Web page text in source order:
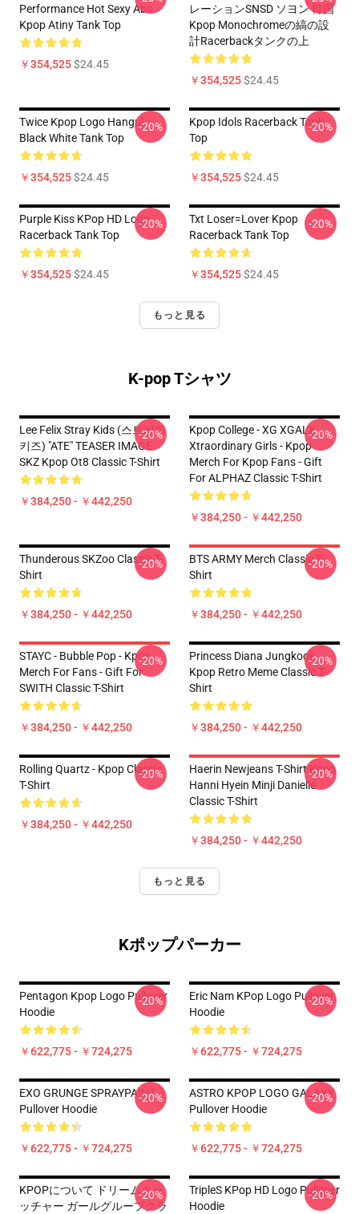
Performance Hot Sexy Abs
Kpop Atiny Tank Top
￥354,525$24.45
レーションSNSD ソヨン 韓国
Kpop Monochromeの縞の設
計Racerbackタンクの上
￥354,525$24.45
Twice Kpop Logo Hangul
Black White Tank Top
￥354,525$24.45
-20%
Kpop Idols Racerback Tank
Top
￥354,525$24.45
-20%
Purple Kiss KPop HD Logo
Racerback Tank Top
￥354,525$24.45
-20%
Txt Loser=lover Kpop
Racerback Tank Top
￥354,525$24.45
-20%
もっと見る
K-pop Tシャツ
Lee Felix Stray Kids (스트레이
키즈) "ATE" TEASER IMAGE
SKZ Kpop Ot8 Classic T-Shirt
￥384,250 - ￥442,250
-20%
Kpop College - XG XGALX
Xtraordinary Girls - Kpop
Merch For Kpop Fans - Gift
For ALPHAZ Classic T-Shirt
￥384,250 - ￥442,250
-20%
Thunderous SKZoo Classic T-
Shirt
￥384,250 - ￥442,250
-20%
BTS ARMY Merch Classic T-
Shirt
￥384,250 - ￥442,250
-20%
STAYC - Bubble Pop - Kpop
Merch For Fans - Gift For
SWITH Classic T-Shirt
￥384,250 - ￥442,250
-20%
Princess Diana Jungkook
Kpop Retro Meme Classic T-
Shirt
￥384,250 - ￥442,250
-20%
Rolling Quartz - Kpop Classic
T-Shirt
￥384,250 - ￥442,250
-20%
Haerin Newjeans T-Shirt Kpop
Hanni Hyein Minji Danielle
Classic T-Shirt
￥384,250 - ￥442,250
-20%
もっと見る
Kポップパーカー
Pentagon Kpop Logo Pullover
Hoodie
￥622,775 - ￥724,275
-20%
Eric Nam KPop Logo Pullover
Hoodie
￥622,775 - ￥724,275
-20%
EXO GRUNGE SPRAYPAINT
Pullover Hoodie
￥622,775 - ￥724,275
-20%
ASTRO KPOP LOGO GALAXY
Pullover Hoodie
￥622,775 - ￥724,275
-20%
KPOPについて ドリームキャ
ッチャー ガールグループクラ
-20%
TripleS KPop HD Logo Pullover
Hoodie
-20%